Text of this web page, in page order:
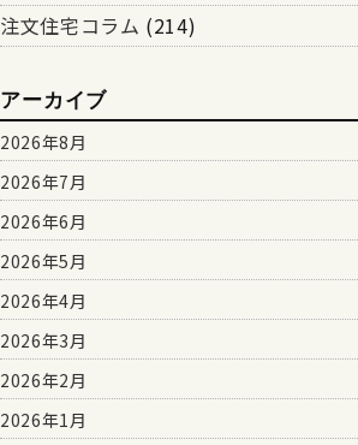
注文住宅コラム (214)
アーカイブ
2026年8月
2026年7月
2026年6月
2026年5月
2026年4月
2026年3月
2026年2月
2026年1月